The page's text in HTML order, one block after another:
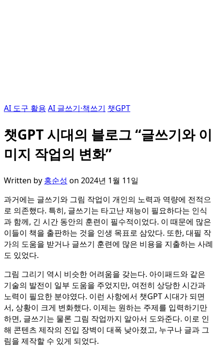
AI 도구 활용 AI 글쓰기·책쓰기 챗GPT
챗GPT 시대의 블로그 “글쓰기와 이
미지 작업의 변화”
Written by 홍순성 on 2024년 1월 11일
과거에는 글쓰기와 그림 작업이 개인의 노력과 역량에 전적으
로 의존했다. 특히, 글쓰기는 타고난 재능이 필요하다는 인식
과 함께, 긴 시간 동안의 훈련이 필수적이었다. 이 때문에 많은
이들이 책을 출판하는 것을 인생 목표로 삼았다. 또한, 대필 작
가의 도움을 받거나 글쓰기 훈련에 많은 비용을 지출하는 사례
도 있었다.
그림 그리기 역시 비슷한 어려움을 갖는다. 아이패드와 같은
기술의 발전이 일부 도움을 주었지만, 여전히 상당한 시간과
노력이 필요한 분야였다. 이런 사항에서 챗GPT 시대가 되면
서, 상황이 크게 변화했다. 이제는 원하는 주제를 입력하기만
하면, 글쓰기는 물론 그림 작업까지 알아서 도와준다. 이로 인
해 콘텐츠 제작의 진입 장벽이 대폭 낮아졌고, 누구나 글과 그
림을 제작할 수 있게 되었다.